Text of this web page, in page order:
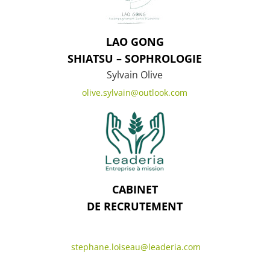
LAO GONG
SHIATSU – SOPHROLOGIE
Sylvain Olive
olive.sylvain@outlook.com
CABINET
DE RECRUTEMENT
stephane.loiseau@leaderia.com